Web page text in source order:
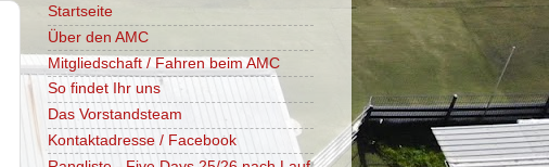
Startseite
Über den AMC
Mitgliedschaft / Fahren beim AMC
So findet Ihr uns
Das Vorstandsteam
Kontaktadresse / Facebook